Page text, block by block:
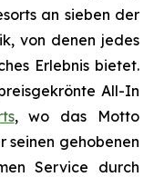
an sieben der
von denen jedes
Erlebnis bietet.
All-In
, wo das Motto
seinen gehobenen
Service durch